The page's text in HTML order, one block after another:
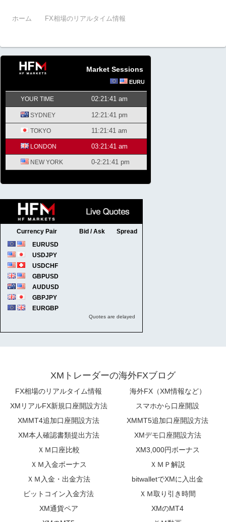
ホーム FX相場のリアルタイム情報
Market Sessions
XMトレーダーの海外FXブログ
FX相場のリアルタイム情報
海外FX（XM情報など）
XMリアルFX新規口座開設方法
スマホから口座開設
XMMT4追加口座開設方法
XMMT5追加口座開設方法
XM本人確認書類提出方法
XMデモ口座開設方法
ＸＭ口座比較
XM3,000円ボーナス
ＸＭ入金ボーナス
ＸＭＰ解説
ＸＭ入金・出金方法
bitwalletでXMに入出金
ビットコイン入金方法
ＸＭ取り引き時間
XM通貨ペア
XMのMT4